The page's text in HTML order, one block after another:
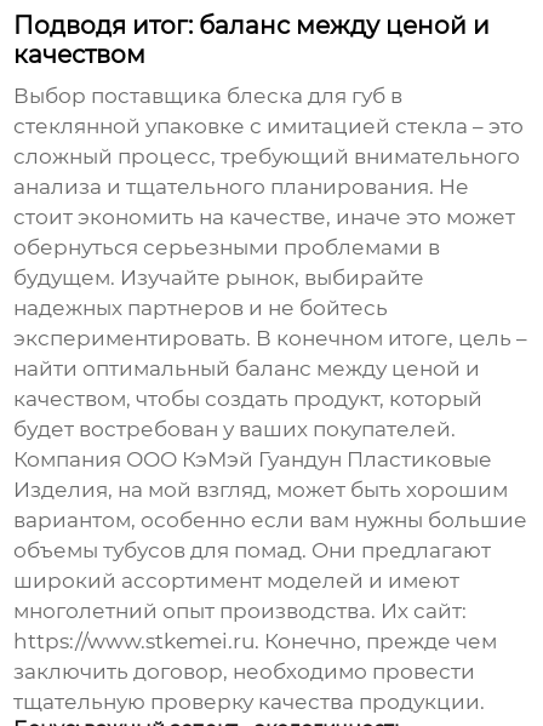
Подводя итог: баланс между ценой и
качеством
Выбор поставщика блеска для губ в
стеклянной упаковке с имитацией стекла – это
сложный процесс, требующий внимательного
анализа и тщательного планирования. Не
стоит экономить на качестве, иначе это может
обернуться серьезными проблемами в
будущем. Изучайте рынок, выбирайте
надежных партнеров и не бойтесь
экспериментировать. В конечном итоге, цель –
найти оптимальный баланс между ценой и
качеством, чтобы создать продукт, который
будет востребован у ваших покупателей.
Компания ООО КэМэй Гуандун Пластиковые
Изделия, на мой взгляд, может быть хорошим
вариантом, особенно если вам нужны большие
объемытубусов для помад. Они предлагают
широкий ассортимент моделей и имеют
многолетний опыт производства. Их сайт:
https://www.stkemei.ru. Конечно, прежде чем
заключить договор, необходимо провести
тщательную проверку качества продукции.